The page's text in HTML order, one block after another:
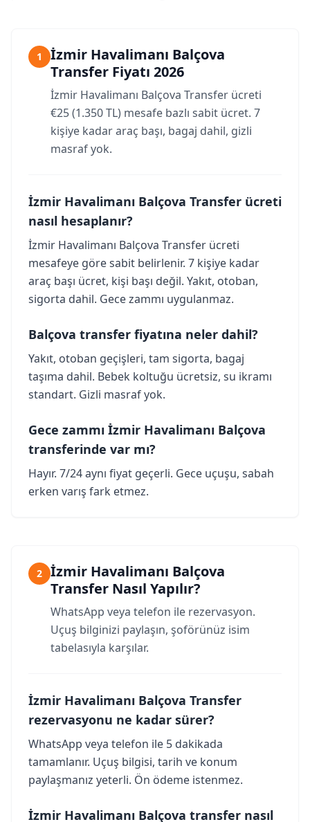
1
İzmir Havalimanı Balçova
Transfer Fiyatı 2026
İzmir Havalimanı Balçova Transfer ücreti
€25 (1.350 TL) mesafe bazlı sabit ücret. 7
kişiye kadar araç başı, bagaj dahil, gizli
masraf yok.
İzmir Havalimanı Balçova Transfer ücreti
nasıl hesaplanır?
İzmir Havalimanı Balçova Transfer ücreti
mesafeye göre sabit belirlenir. 7 kişiye kadar
araç başı ücret, kişi başı değil. Yakıt, otoban,
sigorta dahil. Gece zammı uygulanmaz.
Balçova transfer fiyatına neler dahil?
Yakıt, otoban geçişleri, tam sigorta, bagaj
taşıma dahil. Bebek koltuğu ücretsiz, su ikramı
standart. Gizli masraf yok.
Gece zammı İzmir Havalimanı Balçova
transferinde var mı?
Hayır. 7/24 aynı fiyat geçerli. Gece uçuşu, sabah
erken varış fark etmez.
2
İzmir Havalimanı Balçova
Transfer Nasıl Yapılır?
WhatsApp veya telefon ile rezervasyon.
Uçuş bilginizi paylaşın, şoförünüz isim
tabelasıyla karşılar.
İzmir Havalimanı Balçova Transfer
rezervasyonu ne kadar sürer?
WhatsApp veya telefon ile 5 dakikada
tamamlanır. Uçuş bilgisi, tarih ve konum
paylaşmanız yeterli. Ön ödeme istenmez.
İzmir Havalimanı Balçova transfer nasıl